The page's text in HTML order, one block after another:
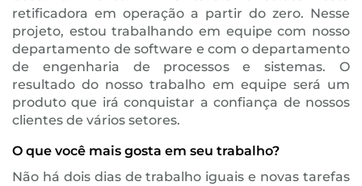
retificadora em operação a partir do zero. Nesse
projeto, estou trabalhando em equipe com nosso
departamento de software e com o departamento
de engenharia de processos e sistemas. O
resultado do nosso trabalho em equipe será um
produto que irá conquistar a confiança de nossos
clientes de vários setores.
O que você mais gosta em seu trabalho?
Não há dois dias de trabalho iguais e novas tarefas